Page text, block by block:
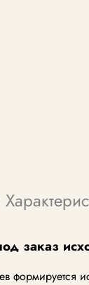
заказ
формируется